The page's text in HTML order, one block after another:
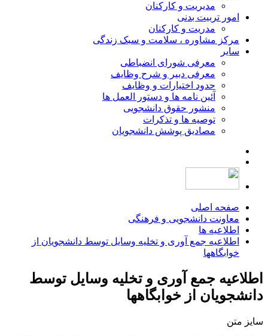
مدیریت و کارکنان
امور تربیت بدنی
مدریت و کارکنان
مرکز مشاوره ، سلامت و سبک زندگی
سایر
معرفی شورای انضباطی
معرفی دبیر و شرح وظایف
حدود اختیارات و وظایف
آئین نامه ها و دستور العمل ها
منشور حقوق دانشجویی
توصیه ها و تذکرات
مصادیق پوشش دانشجویان
صفحه اصلی
معاونت دانشجویی و فرهنگی
اطلاعیه ها
اطلاعیه جمع آوری و تخلیه وسایل توسط دانشجویان از
خوابگاهها
اطلاعیه جمع آوری و تخلیه وسایل توسط
دانشجویان از خوابگاهها
سایز متن